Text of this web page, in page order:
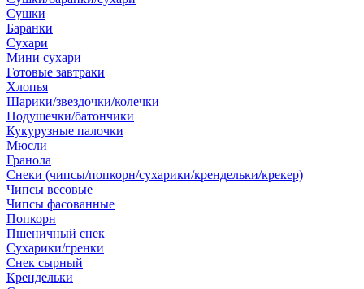
Сушки
Баранки
Сухари
Мини сухари
Готовые завтраки
Хлопья
Шарики/звездочки/колечки
Подушечки/батончики
Кукурузные палочки
Мюсли
Гранола
Снеки (чипсы/попкорн/сухарики/крендельки/крекер)
Чипсы весовые
Чипсы фасованные
Попкорн
Пшеничный снек
Сухарики/гренки
Снек сырный
Крендельки